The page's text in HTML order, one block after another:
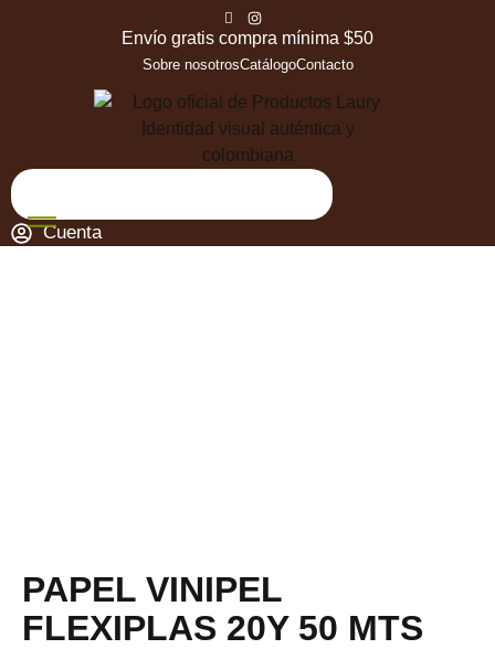
Envío gratis compra mínima $50
Sobre nosotrosCatálogoContacto
Cuenta
PAPEL VINIPEL
FLEXIPLAS 20Y 50 MTS